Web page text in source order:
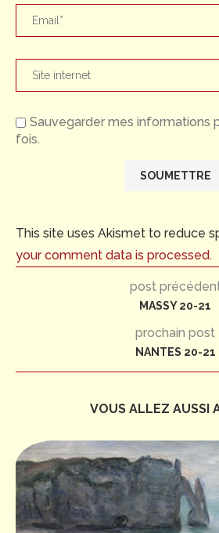
Sauvegarder mes informations
fois.
This site uses Akismet to reduce
your comment data is processed.
post
MASSY 20-21
prochain post
NANTES 20-21
VOUS ALLEZ AUSSI